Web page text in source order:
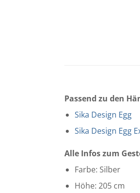
Passend zu den
Sika Design Egg
Sika Design Egg
Alle Infos zum
Farbe: Silber
Höhe: 205 cm